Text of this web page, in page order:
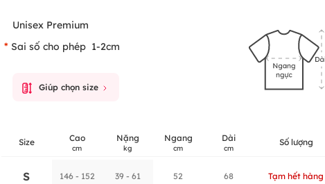
Unisex Premium
Sai số cho phép 1-2cm
Giúp chọn size
Size Cao
cm
Nặng
kg
Ngang
cm
Dài
cm Số lượng
S 146 - 152 39 - 61 52 68 Tạm hết hàng